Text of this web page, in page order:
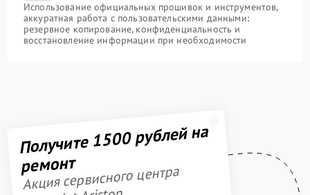
Использование официальных прошивок и инструментов,
аккуратная работа с пользовательскими данными:
резервное копирование, конфиденциальность и
восстановление информации при необходимости
Получите 1500 рублей на
ремонт
Акция сервисного центра